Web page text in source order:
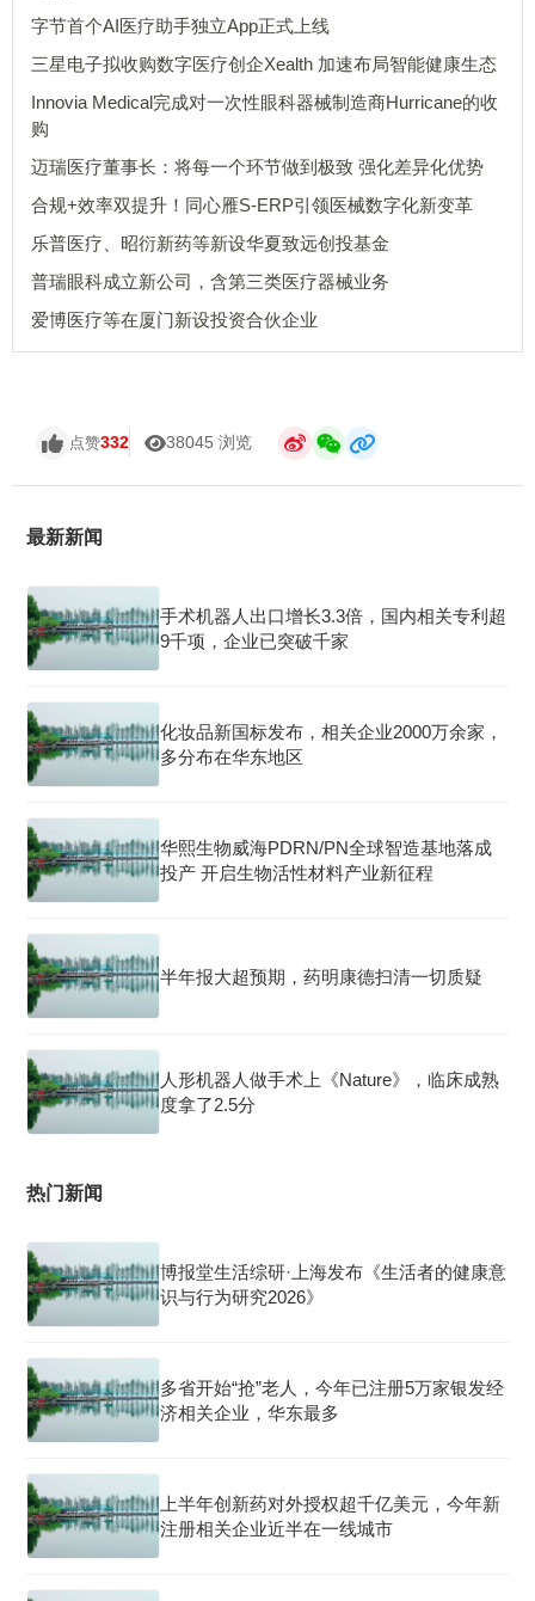
字节首个AI医疗助手独立App正式上线
三星电子拟收购数字医疗创企Xealth 加速布局智能健康生态
Innovia Medical完成对一次性眼科器械制造商Hurricane的收
购
迈瑞医疗董事长：将每一个环节做到极致 强化差异化优势
合规+效率双提升！同心雁S-ERP引领医械数字化新变革
乐普医疗、昭衍新药等新设华夏致远创投基金
普瑞眼科成立新公司，含第三类医疗器械业务
爱博医疗等在厦门新设投资合伙企业
点赞332 38045 浏览
最新新闻
手术机器人出口增长3.3倍，国内相关专利超
9千项，企业已突破千家
化妆品新国标发布，相关企业2000万余家，
多分布在华东地区
华熙生物威海PDRN/PN全球智造基地落成
投产 开启生物活性材料产业新征程
半年报大超预期，药明康德扫清一切质疑
人形机器人做手术上《Nature》，临床成熟
度拿了2.5分
热门新闻
博报堂生活综研·上海发布《生活者的健康意
识与行为研究2026》
多省开始“抢”老人，今年已注册5万家银发经
济相关企业，华东最多
上半年创新药对外授权超千亿美元，今年新
注册相关企业近半在一线城市